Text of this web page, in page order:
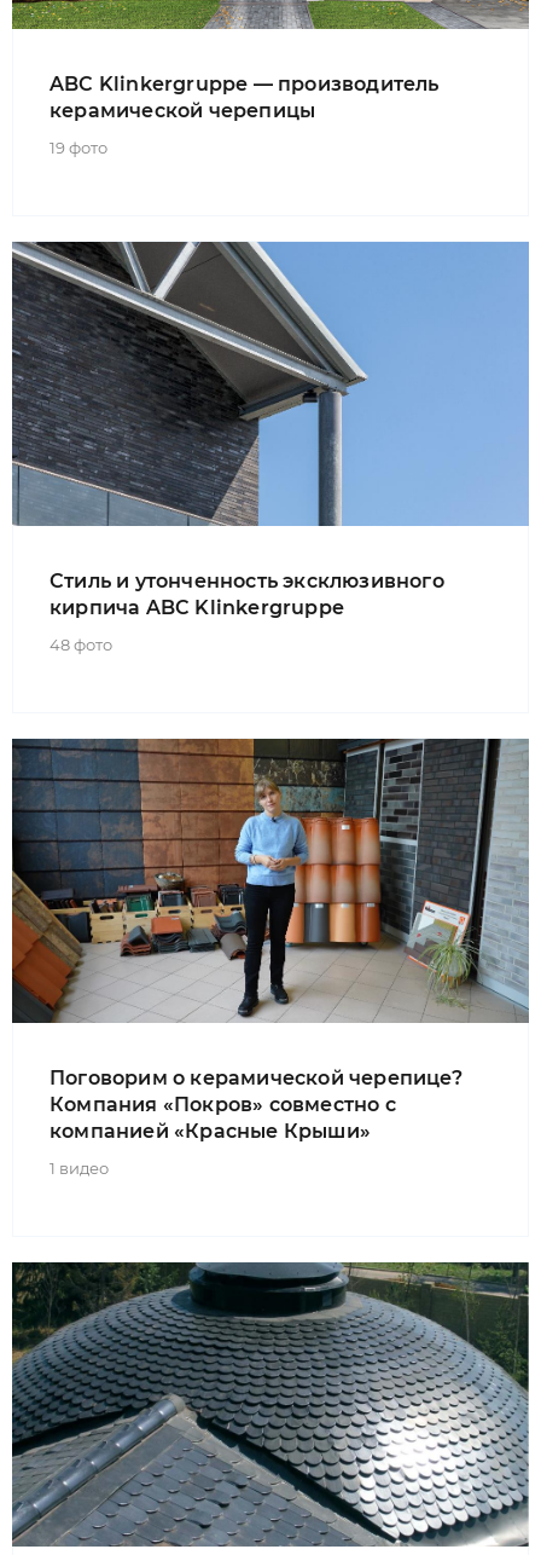
ABC Klinkergruppe — производитель
керамической черепицы
19 фото
Стиль и утонченность эксклюзивного
кирпича ABC Klinkergruppe
48 фото
Поговорим о керамической черепице?
Компания «Покров» совместно с
компанией «Красные Крыши»
1 видео